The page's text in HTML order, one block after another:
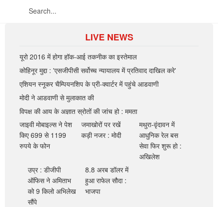
अंतरराष्ट्रीय
राज्य
खेल
व्यापार
मनोरंजन
आधी दुनिया
स्टूडेंट यूथ
LIVE NEWS
यूरो 2016 में होगा हॉक-आई तकनीक का इस्तेमाल
कोहिनूर मुद्दा : 'एसजीपीसी सर्वोच्च न्यायालय में प्रतिवाद दाखिल करे'
एशियन स्नूकर चैम्पियनशिप के प्री-क्वार्टर में पहुंचे आडवाणी
मोदी ने आडवाणी से मुलाकात की
विपक्ष की आय के अज्ञात स्रोतों की जांच हो : ममता
जाइवी मोबाइल्स ने पेश
किए 699 से 1199
रुपये के फोन
जमाखोरों पर रखें
कड़ी नजर : मोदी
मथुरा-वृंदावन में
आधुनिक रेल बस
सेवा फिर शुरू हो :
अखिलेश
उप्र : डीजीपी
ऑफिस ने अमिताभ
को 9 किलो अभिलेख
सौंपे
8.8 अरब डॉलर में
हुआ राफेल सौदा :
भाजपा